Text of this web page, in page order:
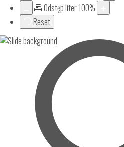
Odstęp liter100%
Reset